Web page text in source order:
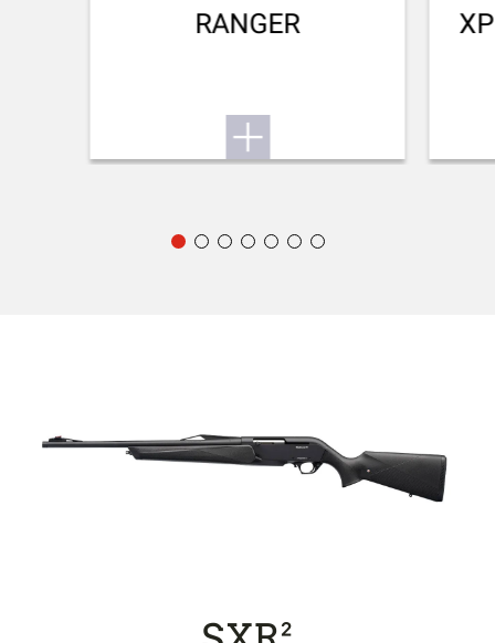
RANGER